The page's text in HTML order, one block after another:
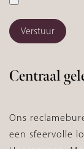
Verstuur
Centraal
Ons
een sfeervolle